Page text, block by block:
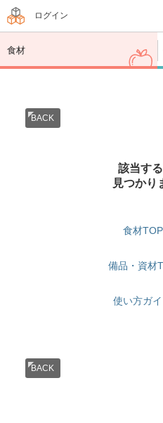
ログイン
食材
BACK
該当す
見つかり
食材
備品・資材
使い方ガ
BACK